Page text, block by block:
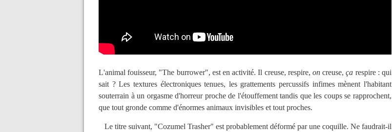
L'animal fouisseur, "The burrower", est en activité. Il creuse, respire, on creuse,ça respire : qui
sait ? Les textures électroniques tenues, les grattements percussifs infimes mènent l'habitant
souterrain à un orgasme d'horreur proche de l'étouffement tandis que les coups se rapprochent,
que tout gronde comme d'énormes animaux invisibles et tout proches.
Le titre suivant, "Cozumel Trasher" est probablement déformé par une coquille. Ne faudrait-il